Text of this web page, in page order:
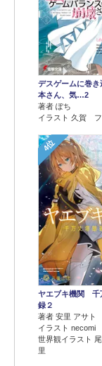
デスゲームに巻き
本さん、気…2
著者 ぽち
イラスト 久賀 フ
4位
ヤエブキ機関 千
録２
著者 安里 アサト
イラスト necomi
世界観イラスト
里